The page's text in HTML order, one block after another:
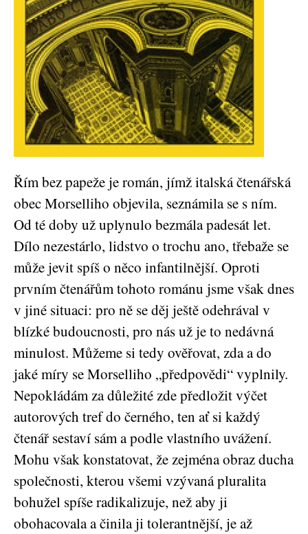
Řím bez papeže je román, jímž italská čtenářská
obec Morselliho objevila, seznámila se s ním.
Od té doby už uplynulo bezmála padesát let.
Dílo nezestárlo, lidstvo o trochu ano, třebaže se
může jevit spíš o něco infantilnější. Oproti
prvním čtenářům tohoto románu jsme však dnes
v jiné situaci: pro ně se děj ještě odehrával v
blízké budoucnosti, pro nás už je to nedávná
minulost. Můžeme si tedy ověřovat, zda a do
jaké míry se Morselliho „předpovědi“ vyplnily.
Nepokládám za důležité zde předložit výčet
autorových tref do černého, ten ať si každý
čtenář sestaví sám a podle vlastního uvážení.
Mohu však konstatovat, že zejména obraz ducha
společnosti, kterou všemi vzývaná pluralita
bohužel spíše radikalizuje, než aby ji
obohacovala a činila ji tolerantnější, je až